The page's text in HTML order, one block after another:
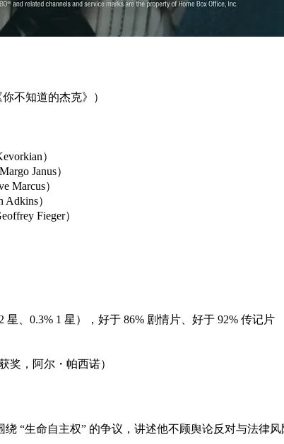
不知道的杰克》）
）
Janus）
Marcus）
）
Fieger）
星、0.3% 1 星），好于 86% 剧情片、好于 92% 传记片
奖，阿尔・帕西诺）
“生命自主权” 的争议，讲述他不顾舆论反对与法律